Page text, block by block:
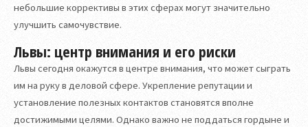
небольшие коррективы в этих сферах могут значительно
улучшить самочувствие.
Львы: центр внимания и его риски
Львы сегодня окажутся в центре внимания, что может сыграть
им на руку в деловой сфере. Укрепление репутации и
установление полезных контактов становятся вполне
достижимыми целями. Однако важно не поддаться гордыне и